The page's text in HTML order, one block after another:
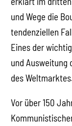
und Wege die
tendenziellen
Eines der
und Ausweitung
des
Vor über 150